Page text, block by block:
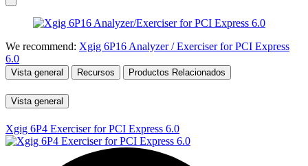
We recommend: Xgig 6P16 Analyzer / Exerciser for PCI Express
6.0
Vista general Recursos Productos Relacionados
Vista general
Xgig 6P4 Exerciser for PCI Express 6.0